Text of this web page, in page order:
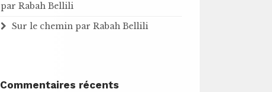
par Rabah Bellili
Sur le chemin par Rabah Bellili
Commentaires récents